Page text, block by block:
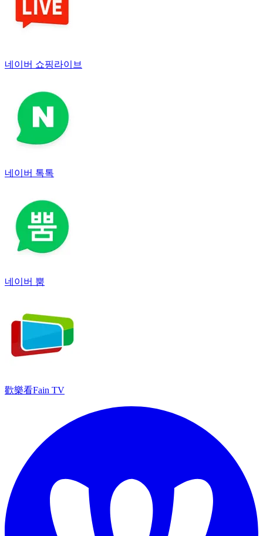
네이버 쇼핑라이브
네이버 톡톡
네이버 뿜
歡樂看Fain TV